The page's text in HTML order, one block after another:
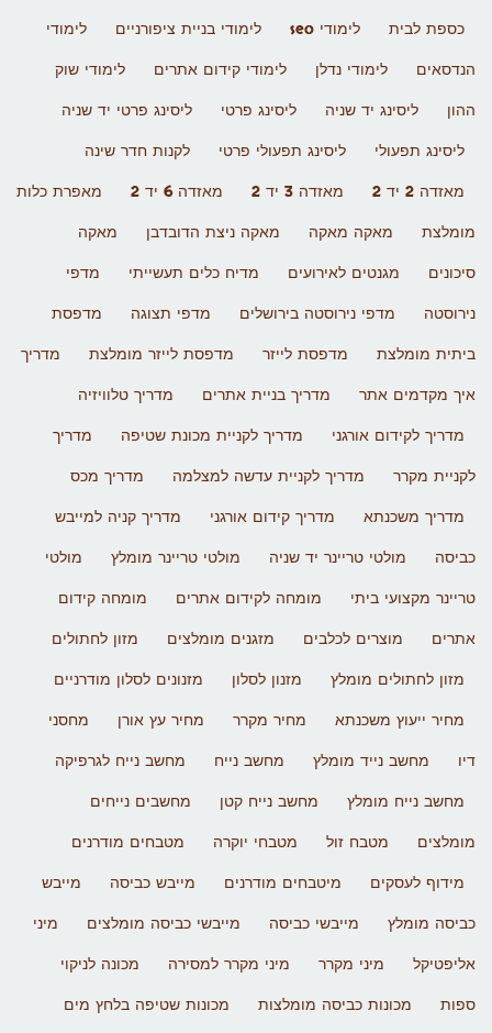
כספת לבית
לימודי seo לימודי בניית ציפורניים
לימודי
הנדסאים
לימודי נדלן לימודי קידום אתרים
לימודי שוק
ההון
ליסינג יד שניה ליסינג פרטי
ליסינג פרטי יד שניה
ליסינג תפעולי
ליסינג תפעולי פרטי
לקנות חדר שינה
מאזדה 2 יד 2
מאזדה 3 יד 2 מאזדה 6 יד 2
מאפרת כלות
מומלצת
מאקה מאקה מאקה ניצת הדובדבן
מאקה
סיכונים
מגנטים לאירועים מדיח כלים תעשייתי
מדפי
נירוסטה
מדפי נירוסטה בירושלים מדפי תצוגה
מדפסת
ביתית מומלצת
מדפסת לייזר מדפסת לייזר מומלצת
מדריך
איך מקדמים אתר
מדריך בניית אתרים
מדריך טלוויזיה
מדריך לקידום אורגני
מדריך לקניית מכונת שטיפה
מדריך
לקניית מקרר
מדריך לקניית עדשה למצלמה
מדריך מכס
מדריך משכנתא
מדריך קידום אורגני
מדריך קניה למייבש
כביסה
מולטי טריינר יד שניה מולטי טריינר מומלץ
מולטי
טריינר מקצועי ביתי
מומחה לקידום אתרים
מומחה קידום
אתרים
מוצרים לכלבים מזגנים מומלצים
מזון לחתולים
מזון לחתולים מומלץ
מזנון לסלון
מזנונים לסלון מודרניים
מחיר ייעוץ משכנתא
מחיר מקרר מחיר עץ אורן
מחסני
דיו
מחשב נייד מומלץ מחשב נייח
מחשב נייח לגרפיקה
מחשב נייח מומלץ
מחשב נייח קטן
מחשבים נייחים
מומלצים
מטבח זול מטבחי יוקרה
מטבחים מודרנים
מידוף לעסקים
מיטבחים מודרנים מייבש כביסה
מייבש
כביסה מומלץ
מייבשי כביסה מייבשי כביסה מומלצים
מיני
אליפטיקל
מיני מקרר מיני מקרר למסירה
מכונה לניקוי
ספות
מכונות כביסה מומלצות
מכונות שטיפה בלחץ מים